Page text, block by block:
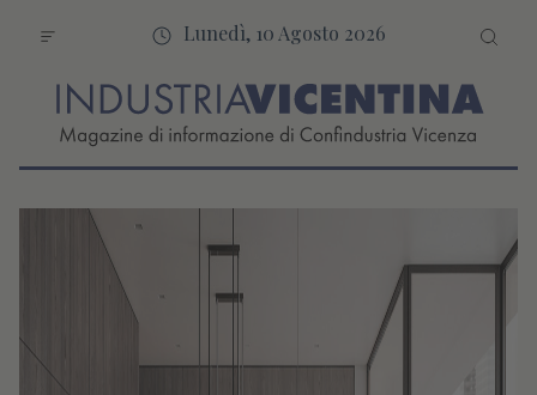
Lunedì, 10 Agosto 2026